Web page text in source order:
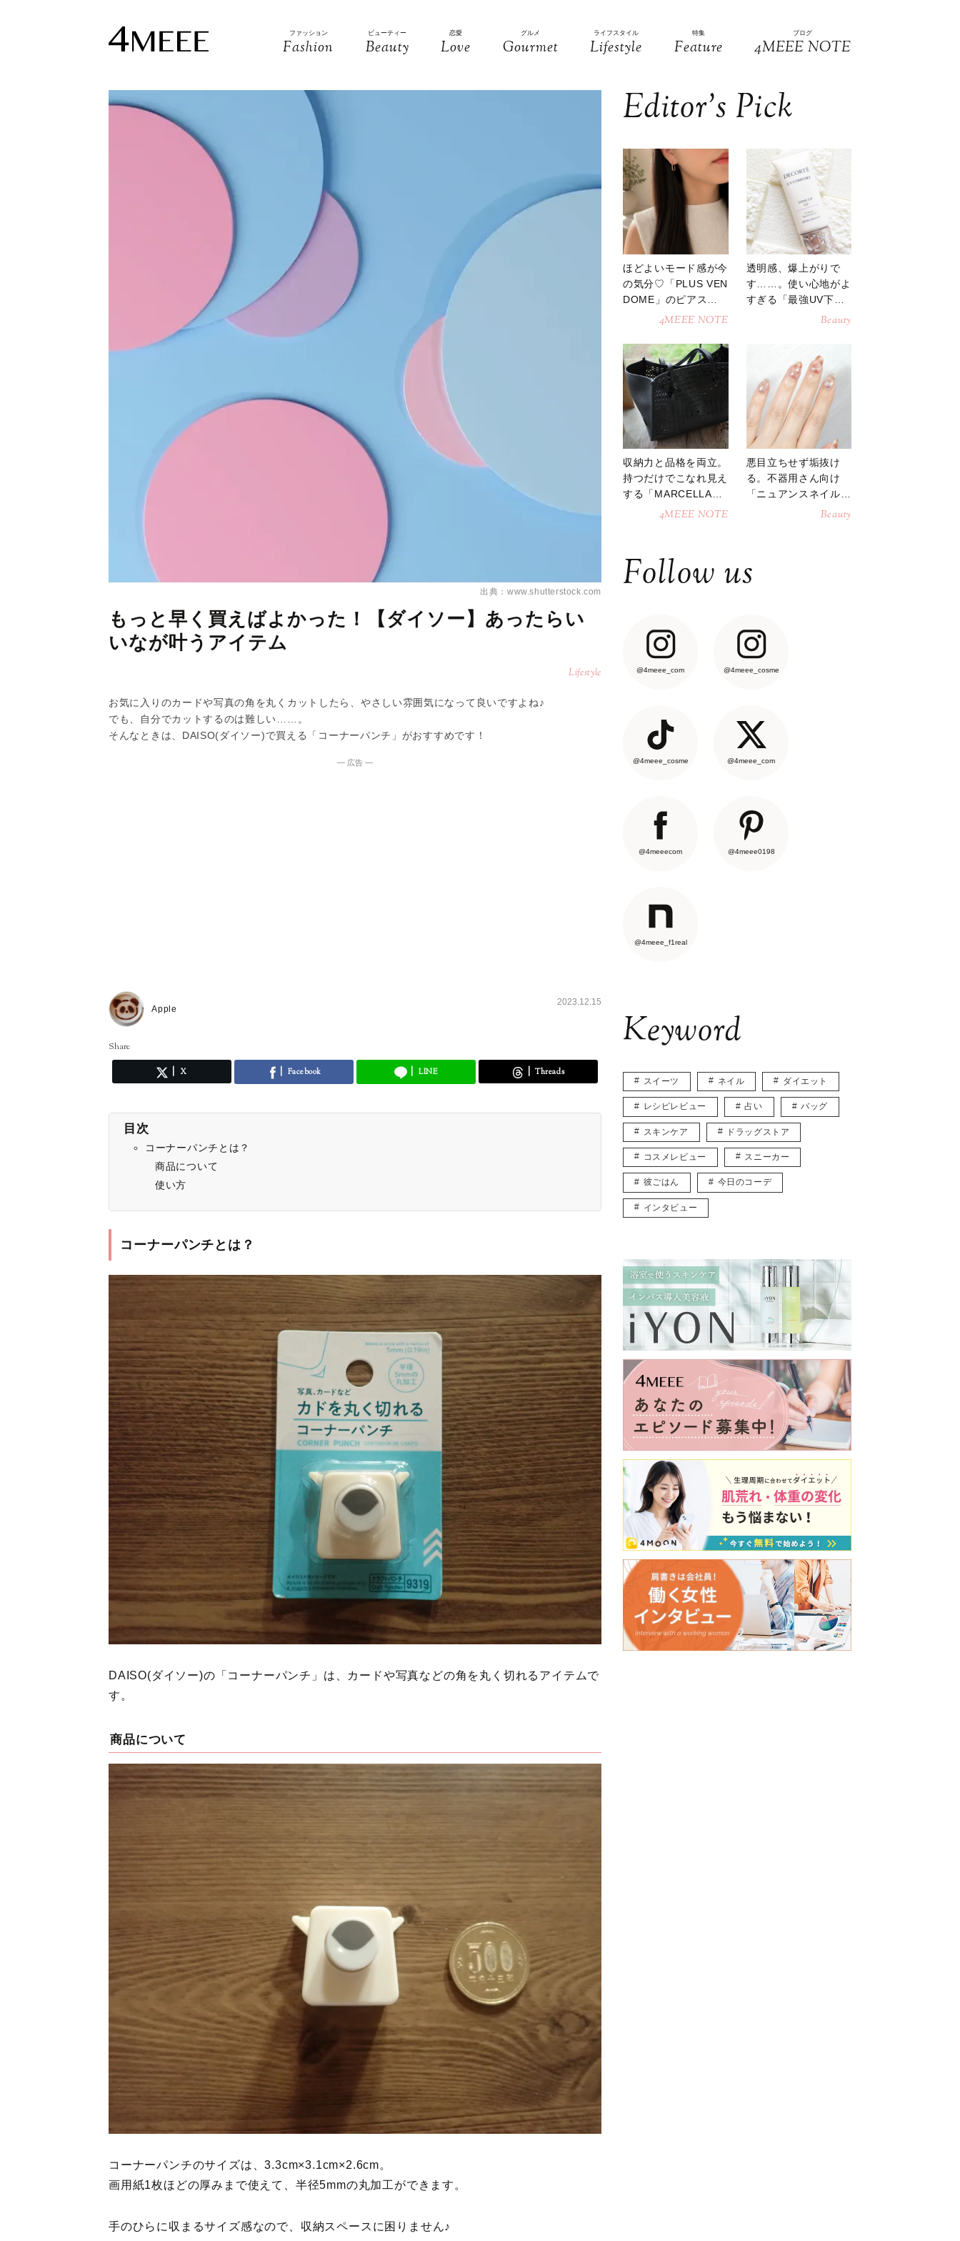
ファッション
Fashion
ビューティー
Beauty
恋愛
Love
グルメ
Gourmet
ライフスタイル
Lifestyle
特集
Feature
ブログ
4MEEE NOTE
出典：www.shutterstock.com
もっと早く買えばよかった！【ダイソー】あったらい
いなが叶うアイテム
Lifestyle
お気に入りのカードや写真の角を丸くカットしたら、やさしい雰囲気になって良いですよね♪
でも、自分でカットするのは難しい……。
そんなときは、DAISO(ダイソー)で買える「コーナーパンチ」がおすすめです！
― 広告 ―
Apple
2023.12.15
Share
X Facebook LINE Threads
目次
コーナーパンチとは？
商品について
使い方
コーナーパンチとは？
DAISO(ダイソー)の「コーナーパンチ」は、カードや写真などの角を丸く切れるアイテムで
す。
商品について
コーナーパンチのサイズは、3.3cm×3.1cm×2.6cm。
画用紙1枚ほどの厚みまで使えて、半径5mmの丸加工ができます。
手のひらに収まるサイズ感なので、収納スペースに困りません♪
Editor’s Pick
ほどよいモード感が今
の気分♡「PLUS VEN
DOME」のピアスが
4MEEE NOTE
透明感、爆上がりで
す……。使い心地がよ
すぎる「最強UV下
Beauty
収納力と品格を両立。
持つだけでこなれ見え
する「MARCELLAト
ートバッグ」4MEEE NOTE
悪目立ちせず垢抜け
る。不器用さん向け
「ニュアンスネイル」
Beauty
Follow us
@4meee_com @4meee_cosme
@4meee_cosme @4meee_com
@4meeecom @4meee0198
@4meee_f1real
Keyword
スイーツ ネイル ダイエット
レシピレビュー 占い バッグ
スキンケア ドラッグストア
コスメレビュー スニーカー
彼ごはん 今日のコーデ
インタビュー